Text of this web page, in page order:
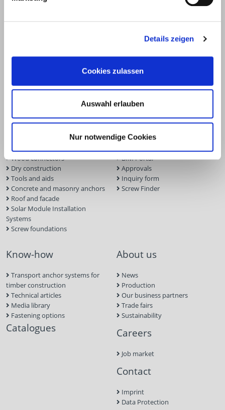
Details zeigen
Cookies zulassen
Auswahl erlauben
Nur notwendige Cookies
Deck construction and
Wood construction screws
Wood connectors
Dry construction
Tools and aids
Concrete and masonry anchors
Roof and facade
Solar Module Installation
Systems
Screw foundations
Deck software
Façade planner
BIM Portal
Approvals
Inquiry form
Screw Finder
Know-how
Transport anchor systems for
timber construction
Technical articles
Media library
Fastening options
Catalogues
About us
News
Production
Our business partners
Trade fairs
Sustainability
Careers
Job market
Contact
Imprint
Data Protection